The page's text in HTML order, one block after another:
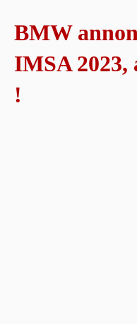
BMW
IMSA 2023,
!